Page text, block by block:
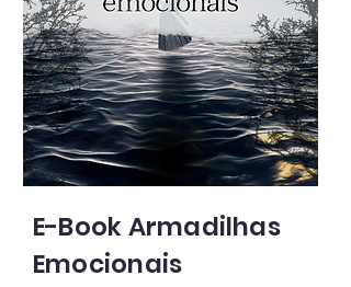
E-Book Armadilhas
Emocionais